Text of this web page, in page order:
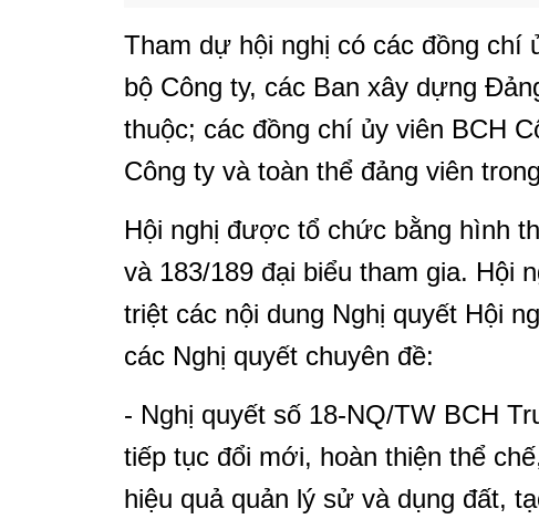
Tham dự hội nghị có các đồng chí
bộ Công ty, các Ban xây dựng
thuộc; các đồng chí ủy viên BCH
Công ty và toàn thể đảng viên
Hội nghị được tổ chức bằng hình
và 183/189 đại biểu tham gia. Hội
triệt các nội dung Nghị quyết Hội
các Nghị quyết chuyên đề:
- Nghị quyết số 18-NQ/TW BCH
tiếp tục đổi mới, hoàn thiện thể
hiệu quả quản lý sử và dụng đất,